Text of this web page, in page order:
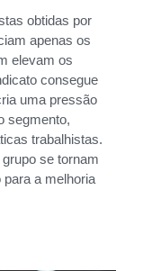
obtidas por
apenas os
elevam os
consegue
uma pressão
segmento,
trabalhistas.
se tornam
a melhoria